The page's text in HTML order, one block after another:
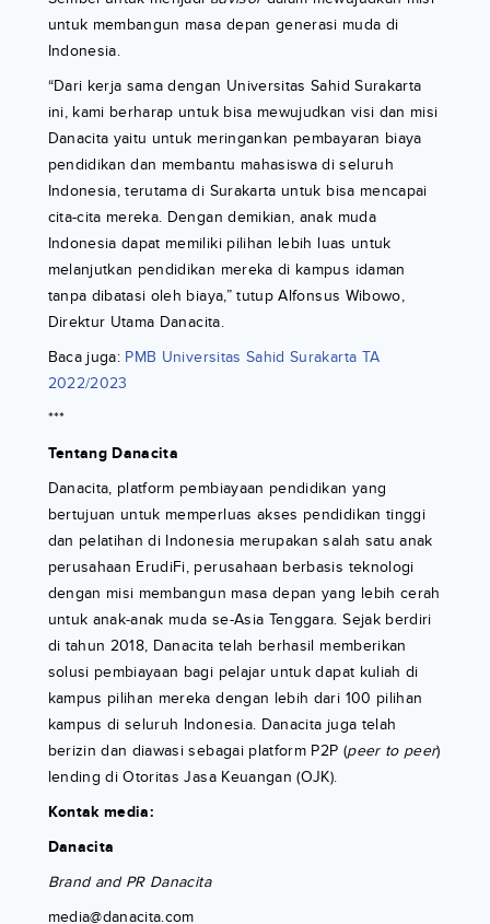
untuk membangun masa depan generasi muda di
Indonesia.
“Dari kerja sama dengan Universitas Sahid Surakarta
ini, kami berharap untuk bisa mewujudkan visi dan misi
Danacita yaitu untuk meringankan pembayaran biaya
pendidikan dan membantu mahasiswa di seluruh
Indonesia, terutama di Surakarta untuk bisa mencapai
cita-cita mereka. Dengan demikian, anak muda
Indonesia dapat memiliki pilihan lebih luas untuk
melanjutkan pendidikan mereka di kampus idaman
tanpa dibatasi oleh biaya,” tutup Alfonsus Wibowo,
Direktur Utama Danacita.
Baca juga: PMB Universitas Sahid Surakarta TA
2022/2023
***
Tentang Danacita
Danacita, platform pembiayaan pendidikan yang
bertujuan untuk memperluas akses pendidikan tinggi
dan pelatihan di Indonesia merupakan salah satu anak
perusahaan ErudiFi, perusahaan berbasis teknologi
dengan misi membangun masa depan yang lebih cerah
untuk anak-anak muda se-Asia Tenggara. Sejak berdiri
di tahun 2018, Danacita telah berhasil memberikan
solusi pembiayaan bagi pelajar untuk dapat kuliah di
kampus pilihan mereka dengan lebih dari 100 pilihan
kampus di seluruh Indonesia. Danacita juga telah
berizin dan diawasi sebagai platform P2P (peer to peer)
lending di Otoritas Jasa Keuangan (OJK).
Kontak media:
Danacita
Brand and PR Danacita
media@danacita.com